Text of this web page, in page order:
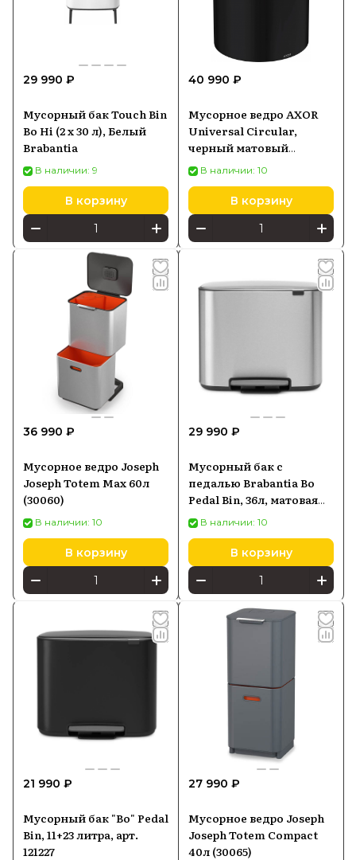
29 990 ₽
Мусорный бак Touch Bin
Bo Hi (2 х 30 л), Белый
Brabantia
В наличии: 9
В корзину
40 990 ₽
Мусорное ведро AXOR
Universal Circular,
черный матовый
42872670
В наличии: 10
В корзину
36 990 ₽
Мусорное ведро Joseph
Joseph Totem Max 60л
(30060)
В наличии: 10
В корзину
29 990 ₽
Мусорный бак с
педалью Brabantia Bo
Pedal Bin, 36л, матовая
сталь 121487
В наличии: 10
В корзину
21 990 ₽
Мусорный бак "Bo" Pedal
Bin, 11+23 литра, арт.
121227
27 990 ₽
Мусорное ведро Joseph
Joseph Totem Compact
40л (30065)